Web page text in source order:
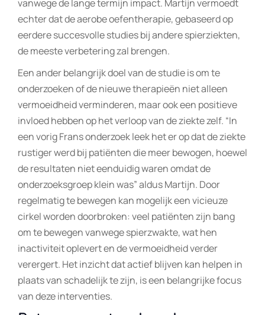
vanwege de lange termijn impact. Martijn vermoedt
echter dat de aerobe oefentherapie, gebaseerd op
eerdere succesvolle studies bij andere spierziekten,
de meeste verbetering zal brengen.
Een ander belangrijk doel van de studie is om te
onderzoeken of de nieuwe therapieën niet alleen
vermoeidheid verminderen, maar ook een positieve
invloed hebben op het verloop van de ziekte zelf. “In
een vorig Frans onderzoek leek het er op dat de ziekte
rustiger werd bij patiënten die meer bewogen, hoewel
de resultaten niet eenduidig waren omdat de
onderzoeksgroep klein was” aldus Martijn. Door
regelmatig te bewegen kan mogelijk een vicieuze
cirkel worden doorbroken: veel patiënten zijn bang
om te bewegen vanwege spierzwakte, wat hen
inactiviteit oplevert en de vermoeidheid verder
verergert. Het inzicht dat actief blijven kan helpen in
plaats van schadelijk te zijn, is een belangrijke focus
van deze interventies.